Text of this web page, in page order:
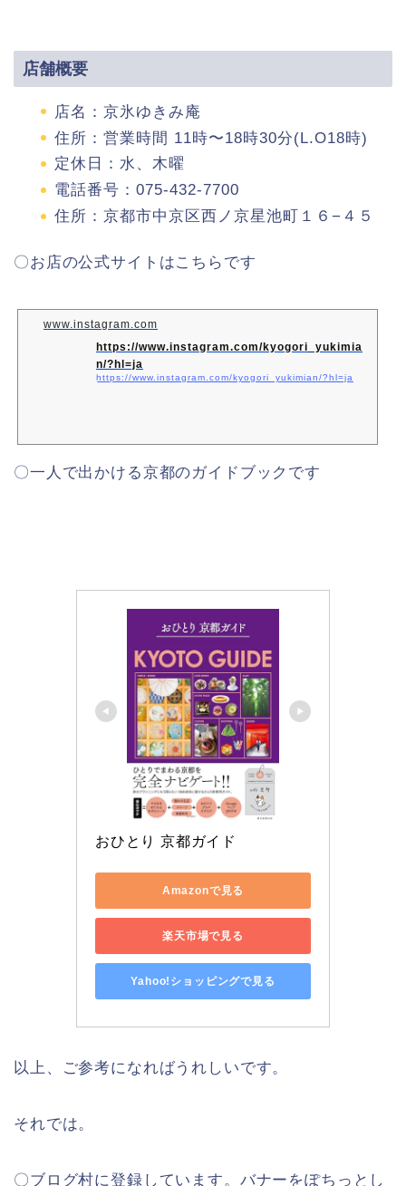
店舗概要
店名：京氷ゆきみ庵
住所：営業時間 11時〜18時30分(L.O18時)
定休日：水、木曜
電話番号：075-432-7700
住所：京都市中京区西ノ京星池町１６−４５
〇お店の公式サイトはこちらです
www.instagram.com
https://www.instagram.com/kyogori_yukimia
n/?hl=ja
https://www.instagram.com/kyogori_yukimian/?hl=ja
〇一人で出かける京都のガイドブックです
おひとり 京都ガイド
Amazonで見る
楽天市場で見る
Yahoo!ショッピングで見る
以上、ご参考になればうれしいです。
それでは。
〇ブログ村に登録しています。バナーをぽちっとし